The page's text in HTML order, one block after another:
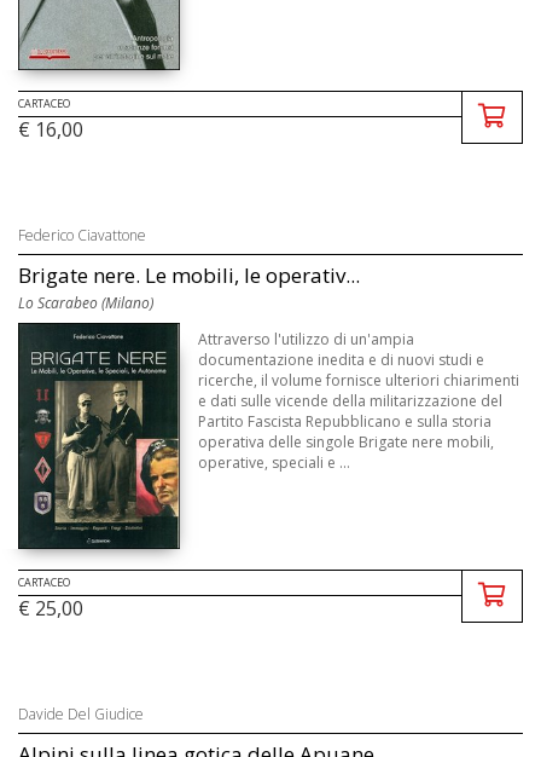
CARTACEO
€ 16,00
Federico Ciavattone
Brigate nere. Le mobili, le operativ...
Lo Scarabeo (Milano)
Attraverso l'utilizzo di un'ampia
documentazione inedita e di nuovi studi e
ricerche, il volume fornisce ulteriori chiarimenti
e dati sulle vicende della militarizzazione del
Partito Fascista Repubblicano e sulla storia
operativa delle singole Brigate nere mobili,
operative, speciali e ...
CARTACEO
€ 25,00
Davide Del Giudice